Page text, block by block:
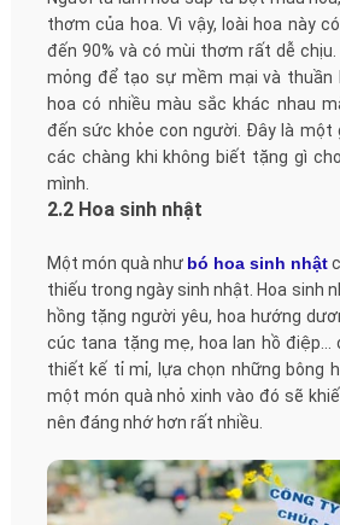
thơm của hoa. Vì vậy, loài hoa này
đến 90% và có mùi thơm rất dễ
mỏng để tạo sự mềm mại và thuần
hoa có nhiều màu sắc khác nhau
đến sức khỏe con người. Đây là
các chàng khi không biết tặng gì
mình.
2.2 Hoa sinh nhật
Một món quà như bó hoa sinh nhật
thiếu trong ngày sinh nhật. Hoa sinh
hồng tặng người yêu, hoa hướng
cúc tana tặng mẹ, hoa lan hồ điệp…
thiết kế tỉ mỉ, lựa chọn những bông
một món quà nhỏ xinh vào đó sẽ
nên đáng nhớ hơn rất nhiều.